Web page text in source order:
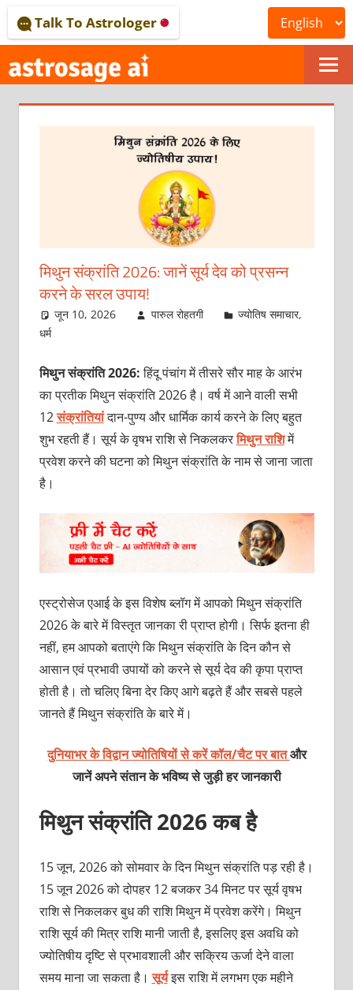
to
content
ONLINE
ASTROLOGICAL
JOURNAL
–
ASTROSAGE
MAGAZINE
Talk To Astrologer
मिथुन संक्रांति 2026: जानें सूर्य देव को प्रसन्‍न
करने के सरल उपाय!
जून 10, 2026 पारुल रोहतगी ज्योतिष समाचार,
धर्म
मिथुन संक्रांति 2026:हिंदू पंचांग में तीसरे सौर माह के आरंभ
का प्रतीक मिथुन संक्रांति 2026 है। वर्ष में आने वाली सभी
12संक्रांतियांदान-पुण्‍य और धार्मिक कार्य करने के लिए बहुत
शुभ रहती हैं। सूर्य के वृषभ राशि से निकलकरमिथुन राशिमें
प्रवेश करने की घटना को मिथुन संक्रांति के नाम से जाना जाता
है।
एस्ट्रोसेज एआई के इस विशेष ब्लॉग में आपको मिथुन संक्रांति
2026 के बारे में विस्तृत जानका री प्राप्त होगी। सिर्फ इतना ही
नहीं, हम आपको बताएंगे कि मिथुन संक्रांति के दिन कौन से
आसान एवं प्रभावी उपायों को करने से सूर्य देव की कृपा प्राप्त
होती है। तो चलिए बिना देर किए आगे बढ़ते हैं और सबसे पहले
जानते हैं मिथुन संक्रांति के बारे में।
दुनियाभर के विद्वान ज्योतिषियों से करें कॉल/चैट पर बातऔर
जानें अपने संतान के भविष्य से जुड़ी हर जानकारी
मिथुन संक्रांति 2026कब है
15 जून, 2026 को सोमवार के दिन मिथुन संक्रांति पड़ रही है।
15 जून 2026 को दोपहर 12 बजकर 34 मिनट पर सूर्य वृषभ
राशि से निकलकर बुध की राशि मिथुन में प्रवेश करेंगे। मिथुन
राशि सूर्य की मित्र राशि मानी जाती है, इसलिए इस अवधि को
ज्योतिषीय दृष्टि से प्रभावशाली और सक्रिय ऊर्जा देने वाला
समय माना जा सकता है।सूर्यइस राशि में लगभग एक महीने